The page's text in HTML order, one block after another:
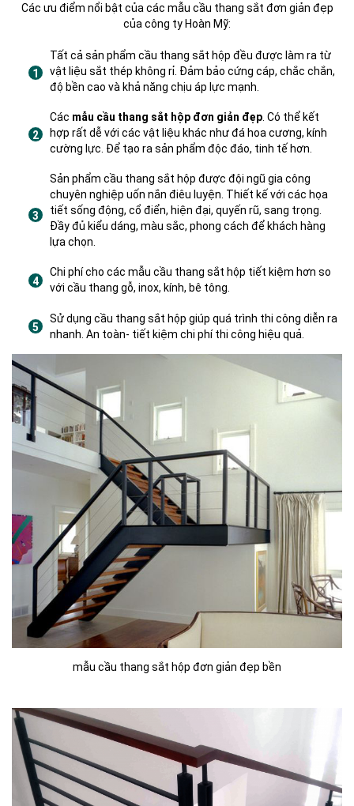
Các ưu điểm nổi bật của các mẫu cầu thang sắt đơn giản đẹp
của công ty Hoàn Mỹ:
Tất cả sản phẩm cầu thang sắt hộp đều được làm ra từ
vật liệu sắt thép không rỉ. Đảm bảo cứng cáp, chắc chắn,
độ bền cao và khả năng chịu áp lực mạnh.
Các mẫu cầu thang sắt hộp đơn giản đẹp . Có thể kết
hợp rất dễ với các vật liệu khác như đá hoa cương, kính
cường lực. Để tạo ra sản phẩm độc đáo, tinh tế hơn.
Sản phẩm cầu thang sắt hộp được đội ngũ gia công
chuyên nghiệp uốn nắn điêu luyện. Thiết kế với các họa
tiết sống động, cổ điển, hiện đại, quyến rũ, sang trọng.
Đầy đủ kiểu dáng, màu sắc, phong cách để khách hàng
lựa chọn.
Chi phí cho các mẫu cầu thang sắt hộp tiết kiệm hơn so
với cầu thang gỗ, inox, kính, bê tông.
Sử dụng cầu thang sắt hộp giúp quá trình thi công diễn ra
nhanh. An toàn- tiết kiệm chi phí thi công hiệu quả.
mẫu cầu thang sắt hộp đơn giản đẹp bền